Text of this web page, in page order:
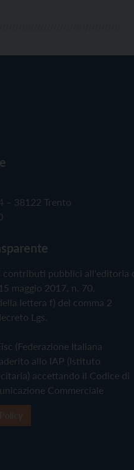
– 38122 Trento
contributi pubblici all'editoria
maggio 2017, n. 70.
lettera f) del comma 2
Lgs.
(Federazione Italiana
allo IAP (Istituto
accettando il Codice di
Commerciale